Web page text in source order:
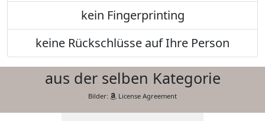
kein Fingerprinting
keine Rückschlüsse auf Ihre Person
aus der selben Kategorie
Bilder: License Agreement